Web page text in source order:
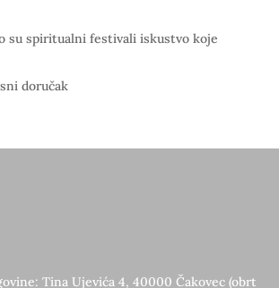
su spiritualni festivali iskustvo koje
doručak
Tina Ujevića 4, 40000 Čakovec (obrt